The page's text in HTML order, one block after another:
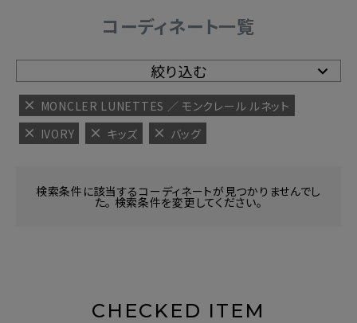
コーディネート一覧
絞り込む
MONCLER LUNETTES ／ モンクレール ルネット
IVORY
キッズ バッグ
検索条件に該当するコーディネートが見つかりませんでし
た。 検索条件を変更してください。
CHECKED ITEM